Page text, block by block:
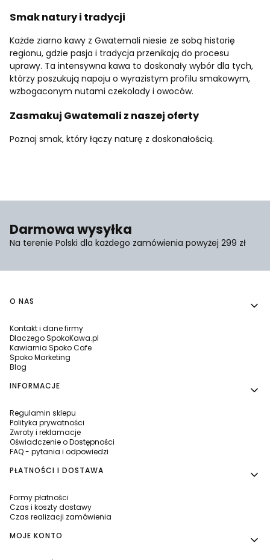
Smak natury i tradycji
Każde ziarno kawy z Gwatemali niesie ze sobą historię
regionu, gdzie pasja i tradycja przenikają do procesu
uprawy. Ta intensywna kawa to doskonały wybór dla tych,
którzy poszukują napoju o wyrazistym profilu smakowym,
wzbogaconym nutami czekolady i owoców.
Zasmakuj Gwatemali z naszej oferty
Poznaj smak, który łączy naturę z doskonałością.
Darmowa wysyłka
Na terenie Polski dla każdego zamówienia powyżej 299 zł
Linki w stopce
O NAS
Kontakt i dane firmy
Dlaczego SpokoKawa.pl
Kawiarnia Spoko Cafe
Spoko Marketing
Blog
INFORMACJE
Regulamin sklepu
Polityka prywatności
Zwroty i reklamacje
Oświadczenie o Dostępności
FAQ - pytania i odpowiedzi
PŁATNOŚCI I DOSTAWA
Formy płatności
Czas i koszty dostawy
Czas realizacji zamówienia
MOJE KONTO